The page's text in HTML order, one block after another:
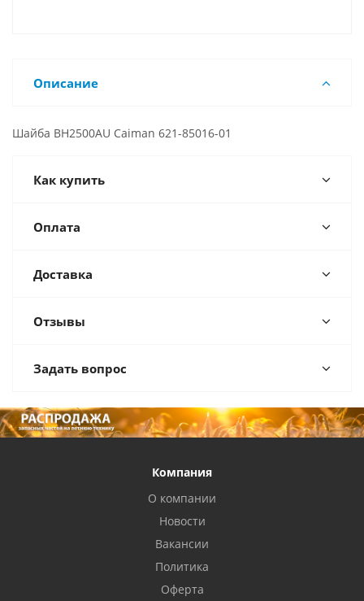
Описание
Шайба BH2500AU Caiman 621-85016-01
Как купить
Оплата
Доставка
Отзывы
Задать вопрос
Компания
О компании
Новости
Вакансии
Политика
Оферта